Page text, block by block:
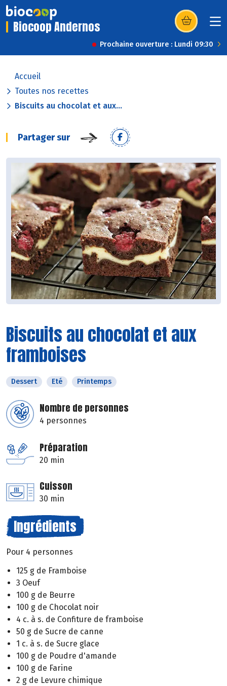
Biocoop Andernos (s’ouvre dans
Prochaine ouverture : Lundi 09:30
Accueil
Toutes nos recettes
Biscuits au chocolat et aux...
Partager sur
Biscuits au chocolat et aux
framboises
Dessert Eté Printemps
Nombre de personnes
4 personnes
Préparation
20 min
Cuisson
30 min
Ingrédients
Pour 4 personnes
125 g de Framboise
3 Oeuf
100 g de Beurre
100 g de Chocolat noir
4 c. à s. de Confiture de framboise
50 g de Sucre de canne
1 c. à s. de Sucre glace
100 g de Poudre d'amande
100 g de Farine
2 g de Levure chimique